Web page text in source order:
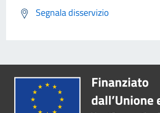
Segnala disservizio